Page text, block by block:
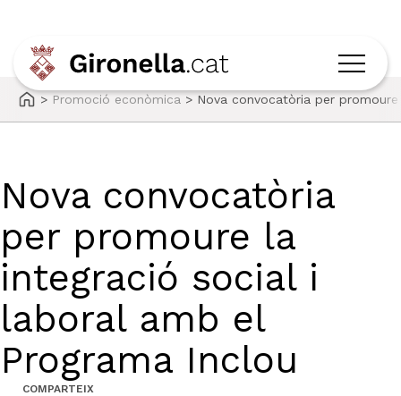
> Promoció econòmica > Nova convocatòria per
Nova convocatòria
per promoure la
integració social i
laboral amb el
Programa Inclou
COMPARTEIX